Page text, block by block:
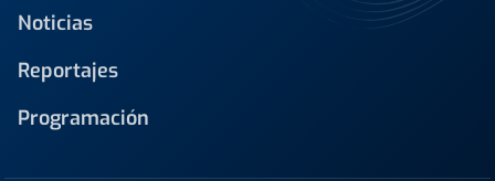
Noticias
Reportajes
Programación